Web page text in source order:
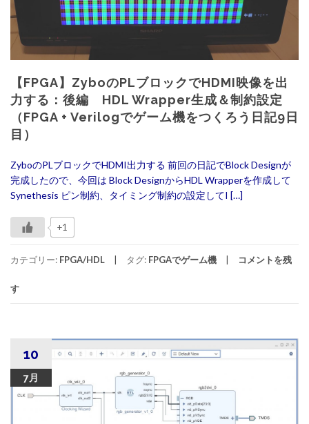
【FPGA】ZyboのPLブロックでHDMI映像を出
力する：後編 HDL Wrapper生成＆制約設定
（FPGA + Verilogでゲーム機をつくろう日記9日
目）
ZyboのPLブロックでHDMI出力する 前回の日記でBlock Designが
完成したので、今回は Block DesignからHDL Wrapperを作成して
Synethesis ピン制約、タイミング制約の設定してI […]
+1
カテゴリー: FPGA/HDL タグ: FPGAでゲーム機 コメントを残
す
10
7月